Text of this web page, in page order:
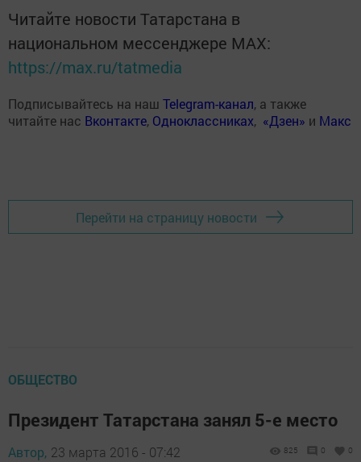
Читайте новости Татарстана в
национальном мессенджере MАХ:
https://max.ru/tatmedia
Подписывайтесь на наш Telegram-канал, а также
читайте нас Вконтакте, Одноклассниках, «Дзен» и Макс
Перейти на страницу новости
ОБЩЕСТВО
Президент Татарстана занял 5-е место
Автор, 23 марта 2016 - 07:42 825 0 0